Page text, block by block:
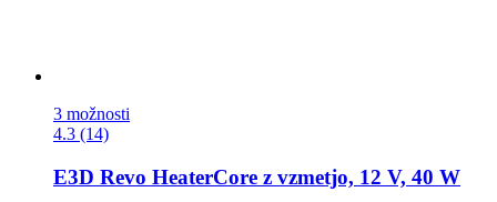
3 možnosti
4.3 (14)
E3D Revo HeaterCore z vzmetjo, 12 V, 40 W